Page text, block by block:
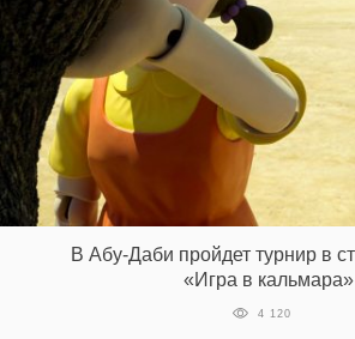
В Абу-Даби пройдет турнир в
«Игра в кальмара»
4 120